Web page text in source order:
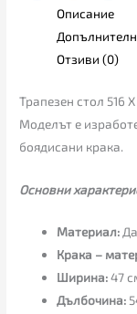
Описание
Отзиви (0)
Трапезен стол 516
Моделът е
боядисани крака.
Основни
Материал:
Крака –
Ширина:47
Дълбочина: